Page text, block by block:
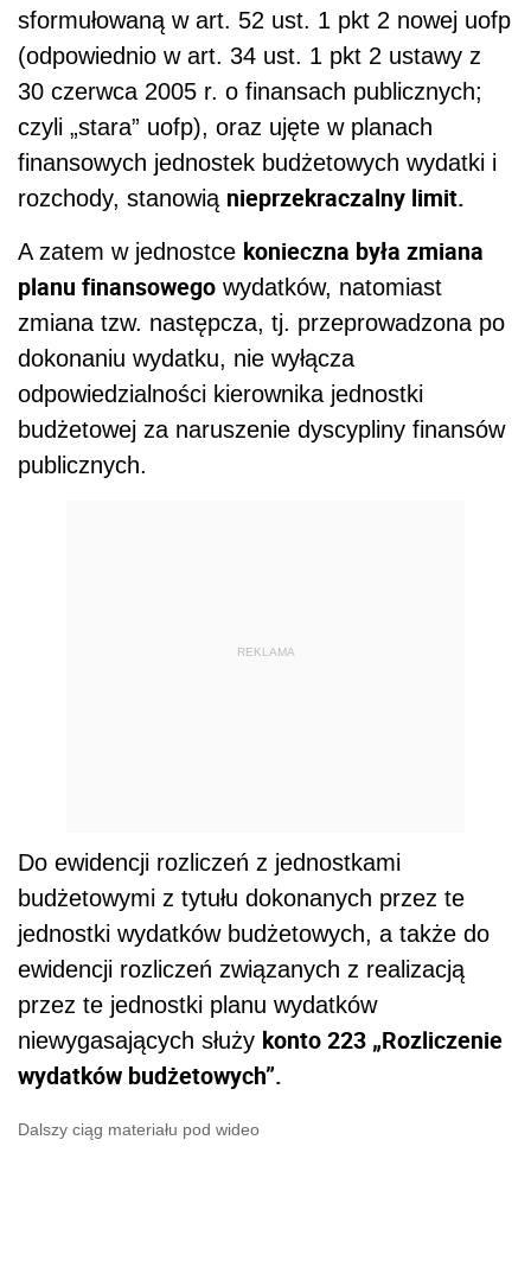
sformułowaną w art. 52 ust. 1 pkt 2 nowej uofp
(odpowiednio w art. 34 ust. 1 pkt 2 ustawy z
30 czerwca 2005 r. o finansach publicznych;
czyli „stara” uofp), oraz ujęte w planach
finansowych jednostek budżetowych wydatki i
rozchody, stanowią nieprzekraczalny limit.
A zatem w jednostce konieczna była zmiana
planu finansowego wydatków, natomiast
zmiana tzw. następcza, tj. przeprowadzona po
dokonaniu wydatku, nie wyłącza
odpowiedzialności kierownika jednostki
budżetowej za naruszenie dyscypliny finansów
publicznych.
REKLAMA
Do ewidencji rozliczeń z jednostkami
budżetowymi z tytułu dokonanych przez te
jednostki wydatków budżetowych, a także do
ewidencji rozliczeń związanych z realizacją
przez te jednostki planu wydatków
niewygasających służy konto 223 „Rozliczenie
wydatków budżetowych”.
Dalszy ciąg materiału pod wideo